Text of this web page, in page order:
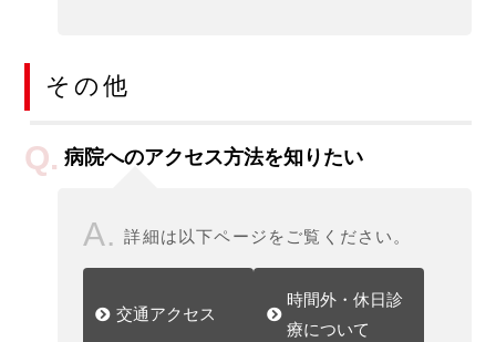
その他
病院へのアクセス方法を知りたい
詳細は以下ページをご覧ください。
交通アクセス
時間外・休日診
療について